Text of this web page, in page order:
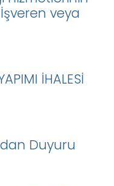
veya
İHALESİ
Duyuru